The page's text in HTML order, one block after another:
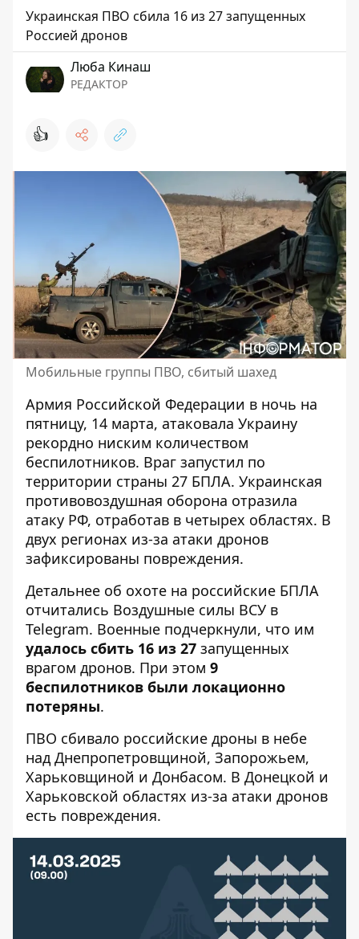
Украинская ПВО сбила 16 из 27 запущенных
Россией дронов
Люба Кинаш
РЕДАКТОР
👍
Мобильные группы ПВО, сбитый шахед
Армия Российской Федерации в ночь на
пятницу, 14 марта, атаковала Украину
рекордно ниским количеством
беспилотников. Враг запустил по
территории страны 27 БПЛА. Украинская
противовоздушная оборона отразила
атаку РФ, отработав в четырех областях. В
двух регионах из-за атаки дронов
зафиксированы повреждения.
Детальнее об охоте на российские БПЛА
отчитались Воздушные силы ВСУ в
Telegram. Военные подчеркнули, что им
удалось сбить 16 из 27 запущенных
врагом дронов. При этом 9
беспилотников были локационно
потеряны.
ПВО сбивало российские дроны в небе
над Днепропетровщиной, Запорожьем,
Харьковщиной и Донбасом. В Донецкой и
Харьковской областях из-за атаки дронов
есть повреждения.